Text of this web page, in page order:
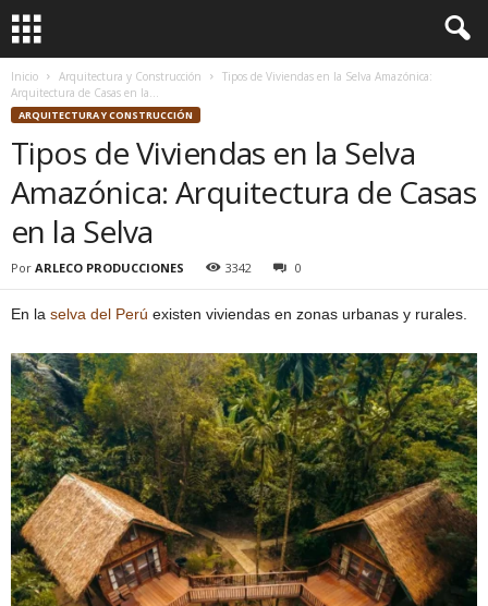
Inicio Arquitectura y Construcción
Tipos de Viviendas en la Selva Amazónica:
Arquitectura de Casas en la...
ARQUITECTURA Y CONSTRUCCIÓN
Tipos de Viviendas en la Selva
Amazónica: Arquitectura de Casas
en la Selva
Por ARLECO PRODUCCIONES 3342 0
En la selva del Perú existen viviendas en zonas urbanas y rurales.